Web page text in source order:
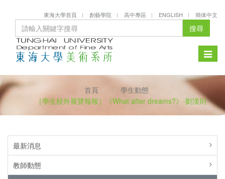
東海大學首頁 創藝學院 高中專區 ENGLISH 簡体中文
搜尋
Toggle
首頁
學生動態
［學生校外展覽報報］《What after dreams?》-劉漢則
最新消息
教師動態